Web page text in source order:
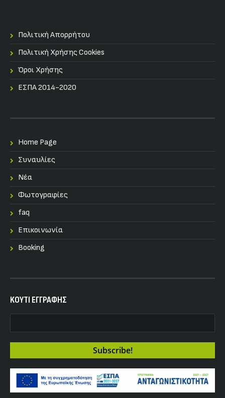
Πολιτική Απορρήτου
Πολιτική Χρήσης Cookies
Όροι Χρήσης
ΕΣΠΑ 2014-2020
Home Page
Συναυλίες
Nέα
Φωτογραφίες
faq
Επικοινωνία
Booking
KOYTI ΕΓΓΡΑΦΗΣ